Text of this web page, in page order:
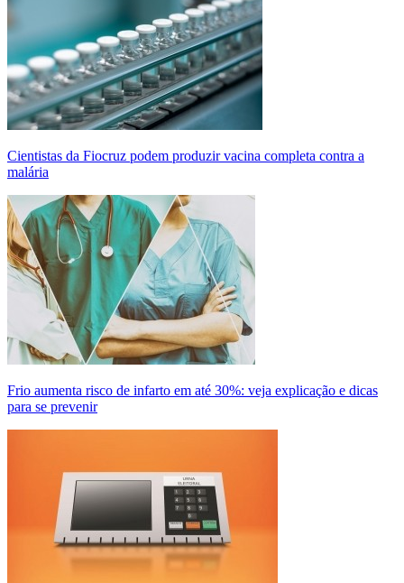
Cientistas da Fiocruz podem produzir vacina completa contra a
malária
Frio aumenta risco de infarto em até 30%: veja explicação e dicas
para se prevenir